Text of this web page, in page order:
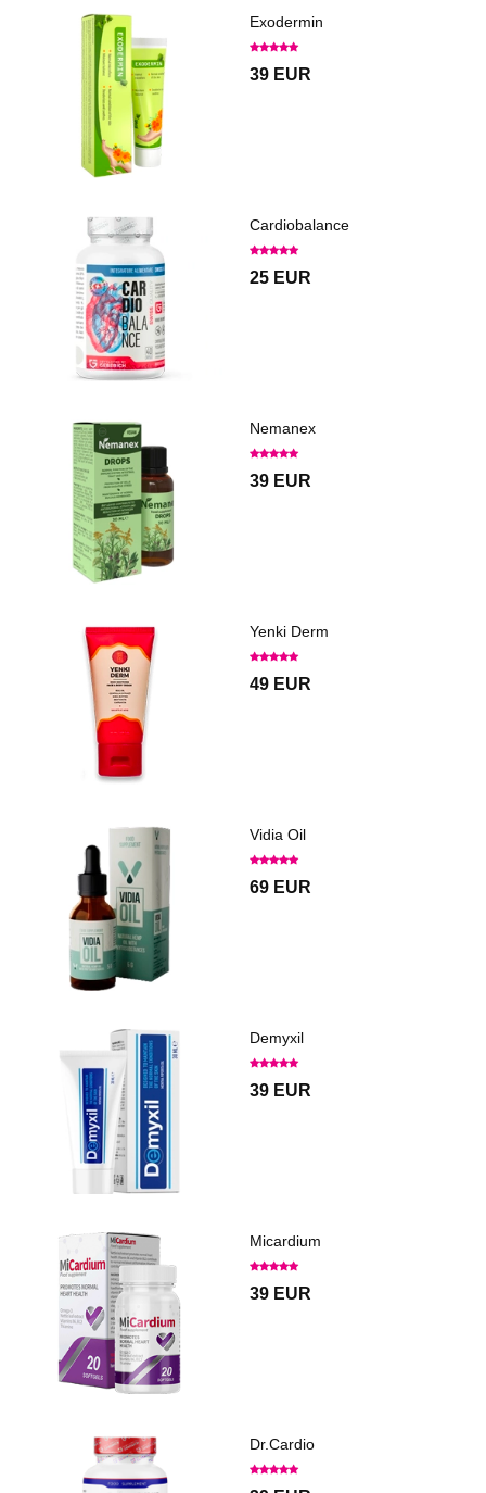
Exodermin
39 EUR
Cardiobalance
25 EUR
Nemanex
39 EUR
Yenki Derm
49 EUR
Vidia Oil
69 EUR
Demyxil
39 EUR
Micardium
39 EUR
Dr.Cardio